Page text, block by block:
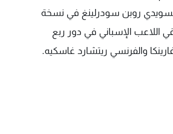
روبن سودرلينغ في نسخة
اللاعب الإسباني في دور ربع
والفرنسي ريتشارد غاسكيه.